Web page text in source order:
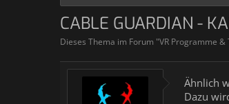
CABLE GUARDIAN -
Dieses Thema im Forum "VR Programme &
Ähnlich
Dazu